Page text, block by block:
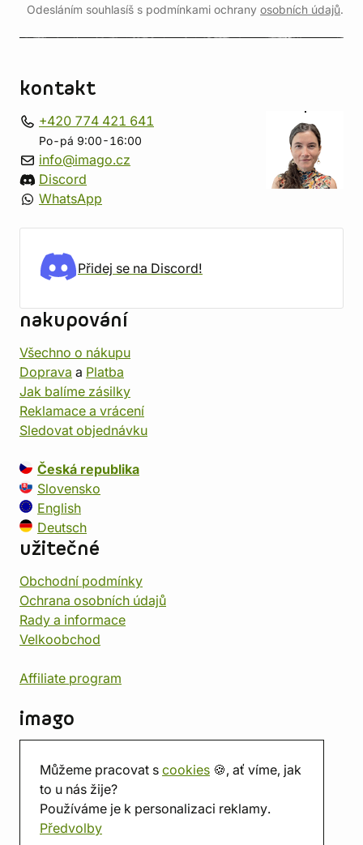
Můžeme pracovat s cookies 🍪, ať víme, jak
to u nás žije?
Používáme je k personalizaci reklamy.
Předvolby
Odesláním souhlasíš s podmínkami ochrany osobních údajů.
kontakt
+420 774 421 641
Po-pá 9:00-16:00
info@imago.cz
Discord
WhatsApp
Přidej se na Discord!
nakupování
Všechno o nákupu
Doprava a Platba
Jak balíme zásilky
Reklamace a vrácení
Sledovat objednávku
Česká republika
Slovensko
English
Deutsch
užitečné
Obchodní podmínky
Ochrana osobních údajů
Rady a informace
Velkoobchod
Affiliate program
imago
Prodejna
Herna
O nás
Hodnocení obchodu